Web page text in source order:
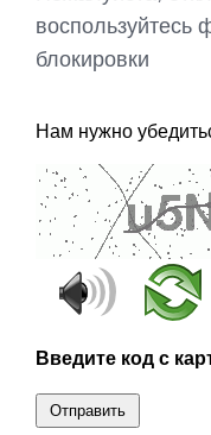
воспользуйтесь
блокировки
Нам нужно
Введите код с
Отправить